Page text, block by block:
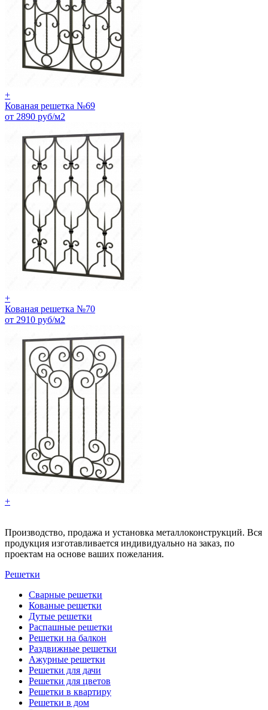
+
Кованая решетка №69
от 2890 руб/м2
+
Кованая решетка №70
от 2910 руб/м2
+
Производство, продажа и установка металлоконструкций. Вся
продукция изготавливается индивидуально на заказ, по
проектам на основе ваших пожелания.
Решетки
Сварные решетки
Кованые решетки
Дутые решетки
Распашные решетки
Решетки на балкон
Раздвижные решетки
Ажурные решетки
Решетки для дачи
Решетки для цветов
Решетки в квартиру
Решетки в дом